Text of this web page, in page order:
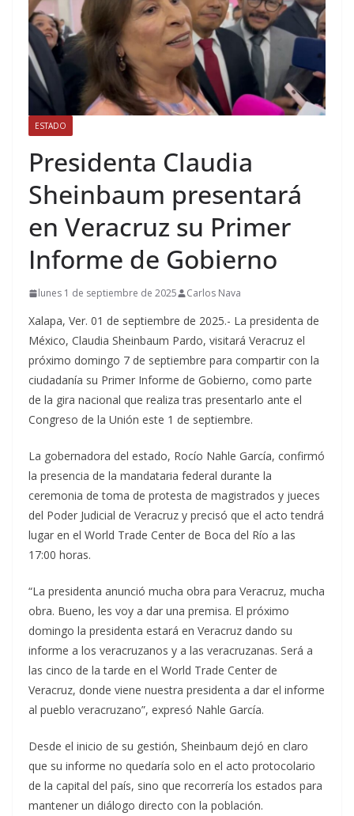
ESTADO
Presidenta Claudia
Sheinbaum presentará
en Veracruz su Primer
Informe de Gobierno
lunes 1 de septiembre de 2025 Carlos Nava
Xalapa, Ver. 01 de septiembre de 2025.- La presidenta de
México, Claudia Sheinbaum Pardo, visitará Veracruz el
próximo domingo 7 de septiembre para compartir con la
ciudadanía su Primer Informe de Gobierno, como parte
de la gira nacional que realiza tras presentarlo ante el
Congreso de la Unión este 1 de septiembre.
La gobernadora del estado, Rocío Nahle García, confirmó
la presencia de la mandataria federal durante la
ceremonia de toma de protesta de magistrados y jueces
del Poder Judicial de Veracruz y precisó que el acto tendrá
lugar en el World Trade Center de Boca del Río a las
17:00 horas.
“La presidenta anunció mucha obra para Veracruz, mucha
obra. Bueno, les voy a dar una premisa. El próximo
domingo la presidenta estará en Veracruz dando su
informe a los veracruzanos y a las veracruzanas. Será a
las cinco de la tarde en el World Trade Center de
Veracruz, donde viene nuestra presidenta a dar el informe
al pueblo veracruzano”, expresó Nahle García.
Desde el inicio de su gestión, Sheinbaum dejó en claro
que su informe no quedaría solo en el acto protocolario
de la capital del país, sino que recorrería los estados para
mantener un diálogo directo con la población.